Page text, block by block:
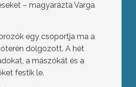
– magyarázta Varga
egy csoportja ma a
dolgozott. A hét
a mászókát és a
festik le.